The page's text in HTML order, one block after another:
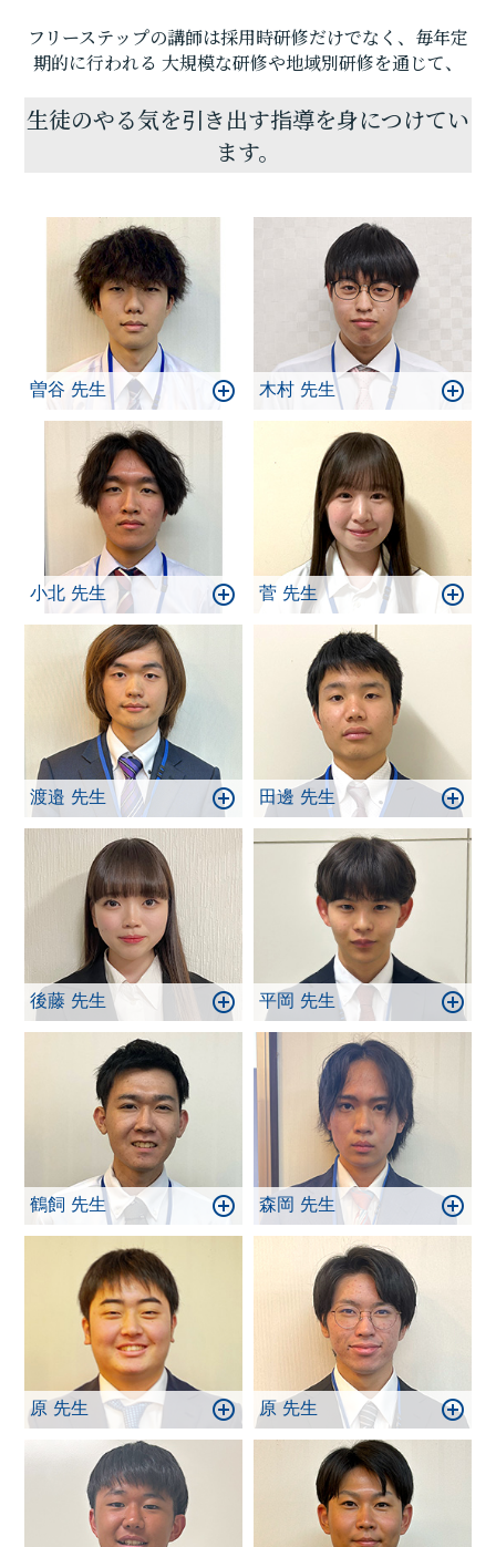
ときに素早く行動に移し、効率のよい学習を行うこ
とで目標達成は実現します!一緒に頑張りましょう！
フリーステップの講師は採用時研修だけでなく、毎年定
期的に行われる 大規模な研修や地域別研修を通じて、
生徒のやる気を引き出す指導を身につけてい
ます。
曽谷 先生 木村 先生
小北 先生 菅 先生
渡邉 先生 田邊 先生
後藤 先生 平岡 先生
鶴飼 先生 森岡 先生
原 先生 原 先生